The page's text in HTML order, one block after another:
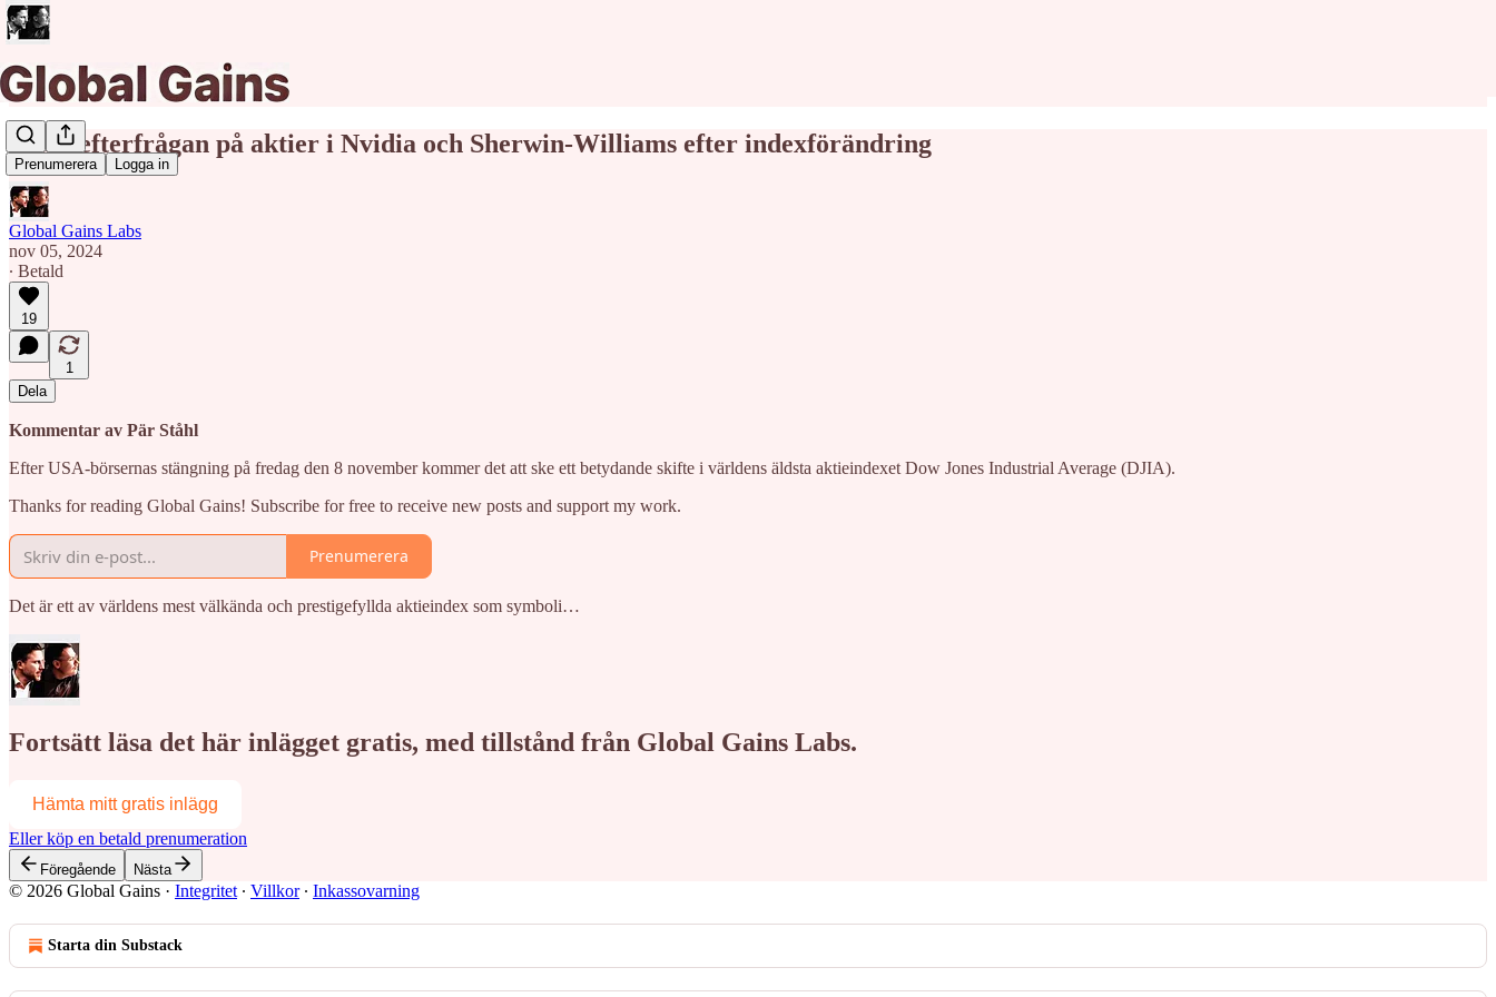
Prenumerera Logga in
Ökad efterfrågan på aktier i Nvidia och Sherwin-Williams efter indexförändring
Global Gains Labs
nov 05, 2024
∙ Betald
19
1
Dela
Kommentar av Pär Ståhl
Efter USA-börsernas stängning på fredag den 8 november kommer det att ske ett betydande skifte i världens äldsta aktieindexet Dow Jones Industrial Average (DJIA).
Thanks for reading Global Gains! Subscribe for free to receive new posts and support my work.
Prenumerera
Det är ett av världens mest välkända och prestigefyllda aktieindex som symboli…
Fortsätt läsa det här inlägget gratis, med tillstånd från Global Gains Labs.
Hämta mitt gratis inlägg
Eller köp en betald prenumeration
Föregående Nästa
© 2026 Global Gains · Integritet ∙ Villkor∙ Inkassovarning
Starta din Substack